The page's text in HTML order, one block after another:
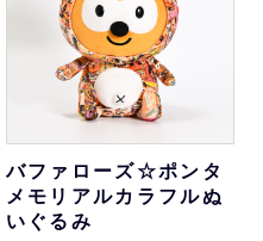
バファローズ☆ポンタ
メモリアルカラフルぬ
いぐるみ